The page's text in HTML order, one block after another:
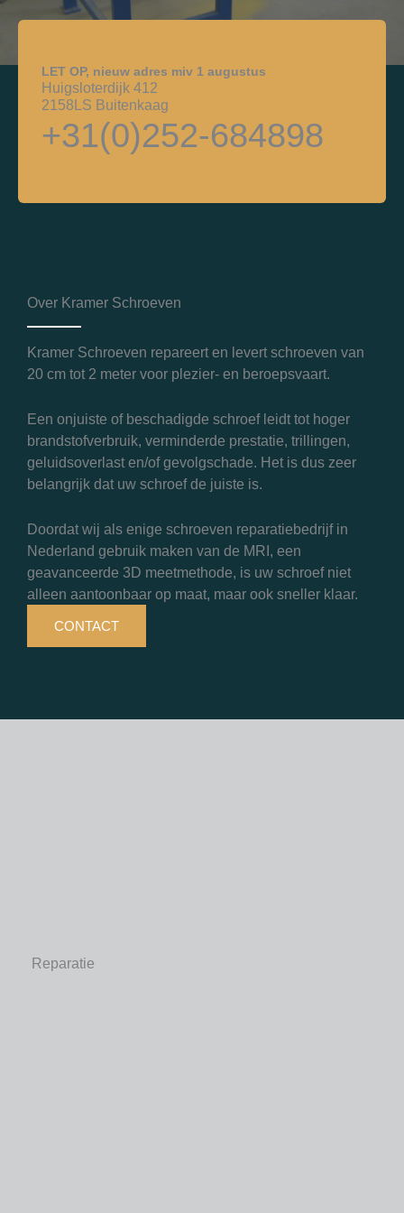
LET OP, nieuw adres miv 1 augustus
Huigsloterdijk 412
2158LS Buitenkaag
+31(0)252-684898
Over Kramer Schroeven
Kramer Schroeven repareert en levert schroeven van
20 cm tot 2 meter voor plezier- en beroepsvaart.
Een onjuiste of beschadigde schroef leidt tot hoger
brandstofverbruik, verminderde prestatie, trillingen,
geluidsoverlast en/of gevolgschade. Het is dus zeer
belangrijk dat uw schroef de juiste is.
Doordat wij als enige schroeven reparatiebedrijf in
Nederland gebruik maken van de MRI, een
geavanceerde 3D meetmethode, is uw schroef niet
alleen aantoonbaar op maat, maar ook sneller klaar.
CONTACT
Reparatie